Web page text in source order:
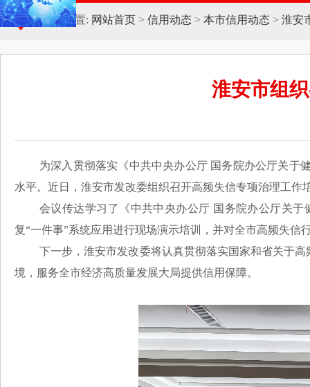
当前位置: 网站首页 > 信用动态 > 本市信用动态 > 淮安
淮安市组
为深入贯彻落实《中共中央办公厅 国务院办公厅关于
水平。近日，淮安市发改委组织召开高频失信专项治理工
会议传达学习了《中共中央办公厅 国务院办公厅关
复“一件事”系统应用进行现场演示培训，并对全市高频失
下一步，淮安市发改委将认真贯彻落实国家和省关于
境，服务全市经济高质量发展大局提供信用保障。